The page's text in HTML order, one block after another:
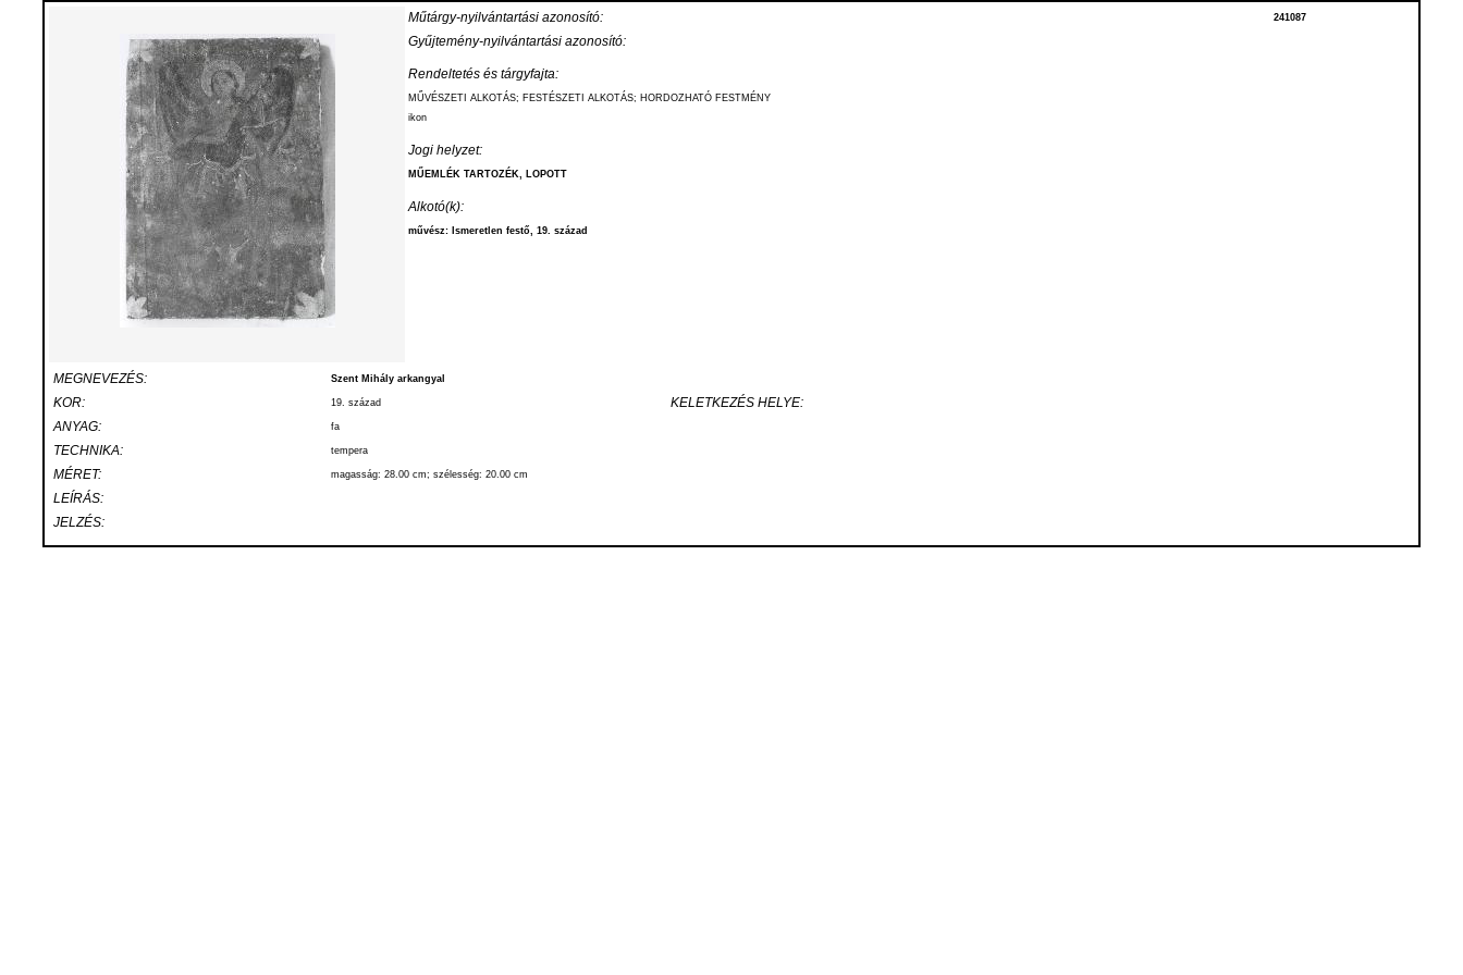
Műtárgy-nyilvántartási azonosító: 241087
Gyűjtemény-nyilvántartási azonosító:
Rendeltetés és tárgyfajta:
MŰVÉSZETI ALKOTÁS; FESTÉSZETI ALKOTÁS; HORDOZHATÓ FESTMÉNY
ikon
Jogi helyzet:
MŰEMLÉK TARTOZÉK, LOPOTT
Alkotó(k):
művész: Ismeretlen festő, 19. század
MEGNEVEZÉS: Szent Mihály arkangyal
KOR: 19. század
KELETKEZÉS HELYE:
ANYAG:
fa
TECHNIKA: tempera
MÉRET: magasság: 28.00 cm; szélesség: 20.00 cm
LEÍRÁS:
JELZÉS: